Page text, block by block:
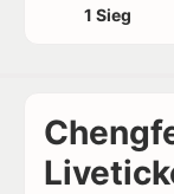
1 Sieg